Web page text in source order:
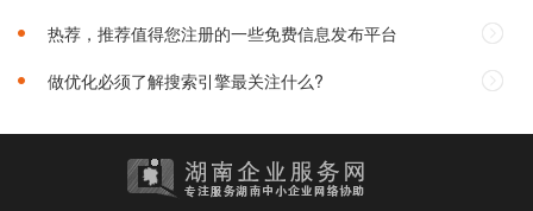
热荐，推荐值得您注册的一些免费信息发布平台
做优化必须了解搜索引擎最关注什么?